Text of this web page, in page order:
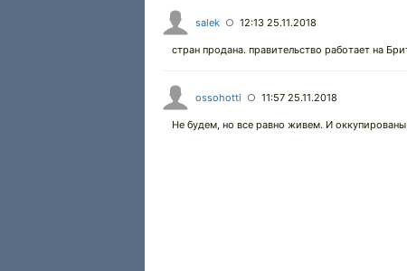
salek ○ 12:13 25.11.2018
стран продана. правительство работает на
ossohotti ○ 11:57 25.11.2018
Не будем, но все равно живем. И